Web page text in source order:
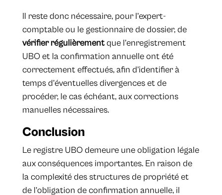
Il reste donc nécessaire, pour l’expert-
comptable ou le gestionnaire de dossier, de
vérifier régulièrementque l’enregistrement
UBO et la confirmation annuelle ont été
correctement effectués, afin d’identifier à
temps d’éventuelles divergences et de
procéder, le cas échéant, aux corrections
manuelles nécessaires.
Conclusion
Le registre UBO demeure une obligation légale
aux conséquences importantes. En raison de
la complexité des structures de propriété et
de l’obligation de confirmation annuelle, il